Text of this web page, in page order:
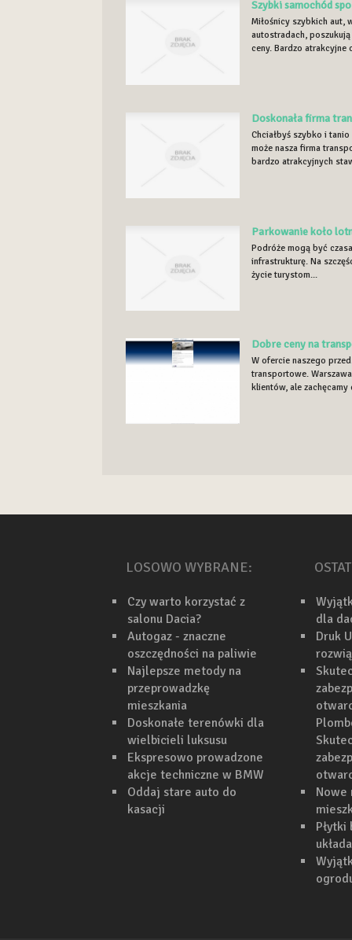
Szybki samochód
Miłośnicy szybkich aut,
autostradach,
ceny. Bardzo atrakcyjne
Doskonała firma
Chciałbyś szybko i
może nasza firma
bardzo atrakcyjnych
Parkowanie koło
Podróże mogą być
infrastrukturę. Na
życie turystom...
Dobre ceny na
W ofercie naszego
transportowe.
klientów, ale
LOSOWO WYBRANE:
Czy warto korzystać z
salonu Dacia?
Autogaz - znaczne
oszczędności na paliwie
Najlepsze metody na
przeprowadzkę
mieszkania
Doskonałe terenówki dla
wielbicieli luksusu
Ekspresowo prowadzone
akcje techniczne w BMW
Oddaj stare auto do
kasacji
dla
Druk
Nowe